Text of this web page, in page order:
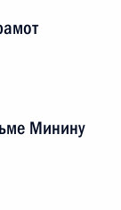
Минину